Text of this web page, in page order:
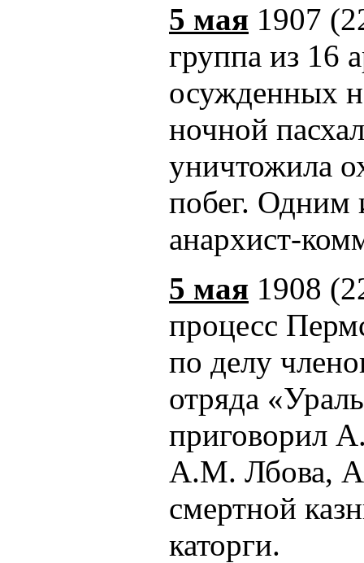
5 мая 1907
группа из 16
осужденных
ночной
уничтожила
побег. Одним
анархист-
5 мая 1908
процесс
по делу
отряда
приговорил
А.М. Лбова,
смертной
каторги.